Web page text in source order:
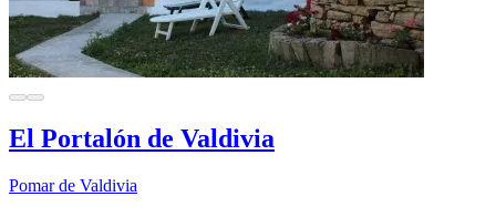
El Portalón de Valdivia
Pomar de Valdivia